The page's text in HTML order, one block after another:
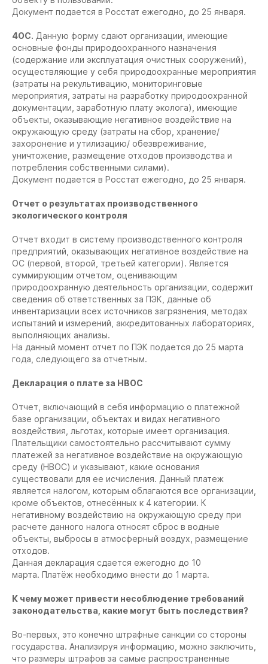
Документ подается в Росстат ежегодно, до 25 января.
4ОС. Данную форму сдают организации, имеющие
основные фонды природоохранного назначения
(содержание или эксплуатация очистных сооружений),
осуществляющие у себя природоохранные мероприятия
(затраты на рекультивацию, мониторинговые
мероприятия, затраты на разработку природоохранной
документации, заработную плату эколога), имеющие
объекты, оказывающие негативное воздействие на
окружающую среду (затраты на сбор, хранение/
захоронение и утилизацию/ обезвреживание,
уничтожение, размещение отходов производства и
потребления собственными силами).
Документ подается в Росстат ежегодно, до 25 января.
Отчет о результатах производственного
экологического контроля
Отчет входит в систему производственного контроля
предприятий, оказывающих негативное воздействие на
ОС (первой, второй, третьей категории). Является
суммирующим отчетом, оценивающим
природоохранную деятельность организации, содержит
сведения об ответственных за ПЭК, данные об
инвентаризации всех источников загрязнения, методах
испытаний и измерений, аккредитованных лабораториях,
выполняющих анализы.
На данный момент отчет по ПЭК подается до 25 марта
года, следующего за отчетным.
Декларация о плате за НВОС
Отчет, включающий в себя информацию о платежной
базе организации, объектах и видах негативного
воздействия, льготах, которые имеет организация.
Плательщики самостоятельно рассчитывают сумму
платежей за негативное воздействие на окружающую
среду (НВОС) и указывают, какие основания
существовали для ее исчисления. Данный платеж
является налогом, которым облагаются все организации,
кроме объектов, отнесённых к 4 категории. К
негативному воздействию на окружающую среду при
расчете данного налога относят сброс в водные
объекты, выбросы в атмосферный воздух, размещение
отходов.
Данная декларация сдается ежегодно до 10
марта. Платёж необходимо внести до 1 марта.
К чему может привести несоблюдение требований
законодательства, какие могут быть последствия?
Во-первых, это конечно штрафные санкции со стороны
государства. Анализируя информацию, можно заключить,
что размеры штрафов за самые распространенные